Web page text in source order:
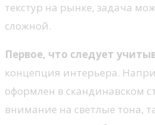
текстур на рынке, задача
сложной.
Первое, что следует
концепция интерьера.
оформлен в скандинавском
внимание на светлые тона,